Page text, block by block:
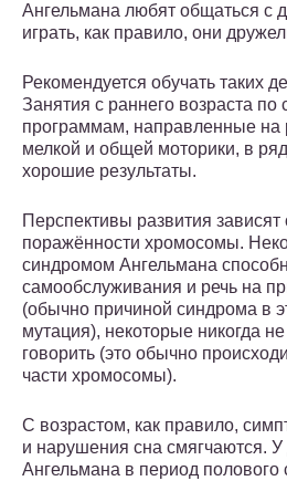
Ангельмана любят общаться с
играть, как правило, они
Рекомендуется обучать таких
Занятия с раннего возраста
программам, направленные на
мелкой и общей моторики, в
хорошие результаты.
Перспективы развития зависят
поражённости хромосомы.
синдромом Ангельмана
самообслуживания и речь на
(обычно причиной синдрома в
мутация), некоторые никогда не
говорить (это обычно
части хромосомы).
С возрастом, как правило,
и нарушения сна смягчаются.
Ангельмана в период полового